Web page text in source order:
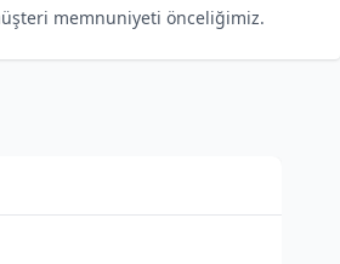
memnuniyeti önceliğimiz.